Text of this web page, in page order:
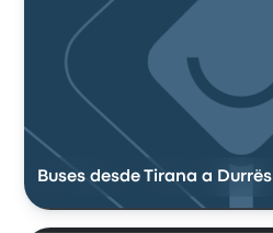
Buses desde Tirana a Durrës